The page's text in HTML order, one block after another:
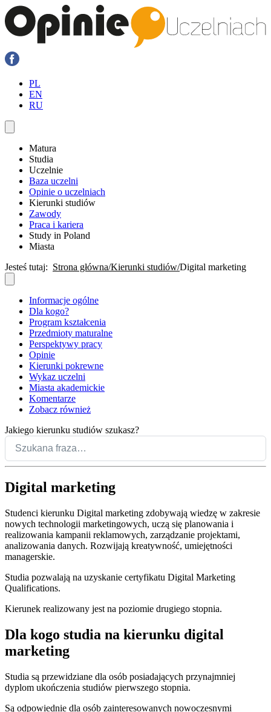
PL
EN
RU
Matura
Studia
Uczelnie
Baza uczelni
Opinie o uczelniach
Kierunki studiów
Zawody
Praca i kariera
Study in Poland
Miasta
Jesteś tutaj: Strona główna Kierunki studiów Digital marketing
Informacje ogólne
Dla kogo?
Program kształcenia
Przedmioty maturalne
Perspektywy pracy
Opinie
Kierunki pokrewne
Wykaz uczelni
Miasta akademickie
Komentarze
Zobacz również
Jakiego kierunku studiów szukasz?
Digital marketing
Studenci kierunku Digital marketing zdobywają wiedzę w zakresie
nowych technologii marketingowych, uczą się planowania i
realizowania kampanii reklamowych, zarządzanie projektami,
analizowania danych. Rozwijają kreatywność, umiejętności
managerskie.
Studia pozwalają na uzyskanie certyfikatu Digital Marketing
Qualifications.
Kierunek realizowany jest na poziomie drugiego stopnia.
Dla kogo studia na kierunku digital
marketing
Studia są przewidziane dla osób posiadających przynajmniej
dyplom ukończenia studiów pierwszego stopnia.
Są odpowiednie dla osób zainteresowanych nowoczesnymi